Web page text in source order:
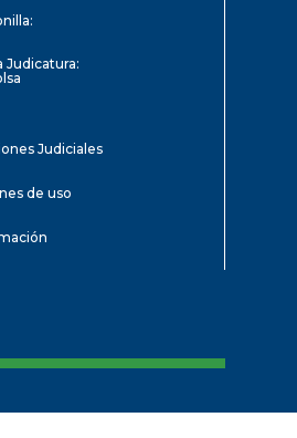
Judicatura:
Judiciales
de uso